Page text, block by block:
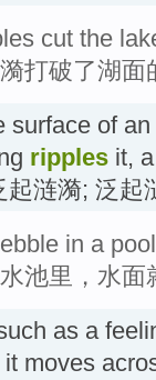
cut the
打破了湖面
surface of
ripples it,
起涟漪; 泛起
in a
池里，水面
as a
moves